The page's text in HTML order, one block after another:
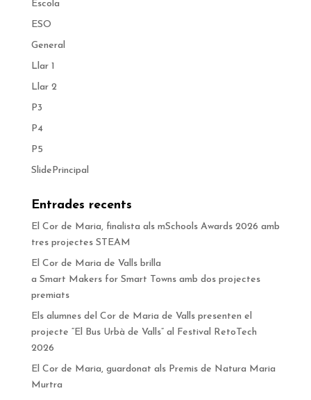
Escola
ESO
General
Llar 1
Llar 2
P3
P4
P5
SlidePrincipal
Entrades recents
El Cor de Maria, finalista als mSchools Awards 2026 amb
tres projectes STEAM
El Cor de Maria de Valls brilla
a Smart Makers for Smart Towns amb dos projectes
premiats
Els alumnes del Cor de Maria de Valls presenten el
projecte “El Bus Urbà de Valls” al Festival RetoTech
2026
El Cor de Maria, guardonat als Premis de Natura Maria
Murtra